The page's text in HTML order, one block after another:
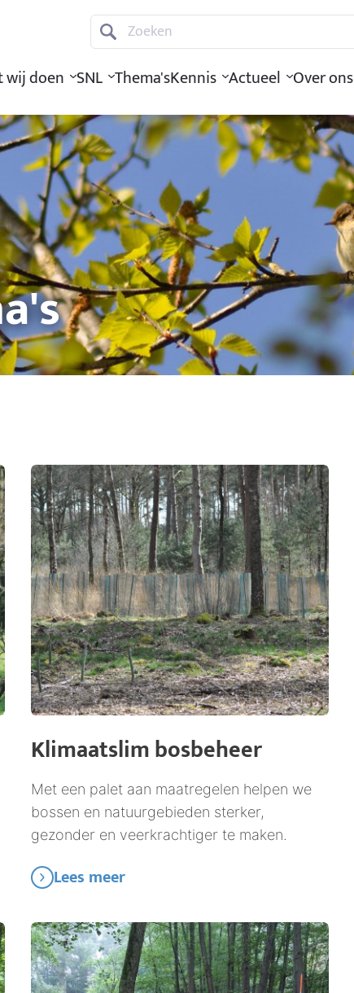
Zoeken
wij doen SNL Thema'sKennis Actueel Over ons
Klimaatslim bosbeheer
Met een palet aan maatregelen helpen we
bossen en natuurgebieden sterker,
gezonder en veerkrachtiger te maken.
Lees meer